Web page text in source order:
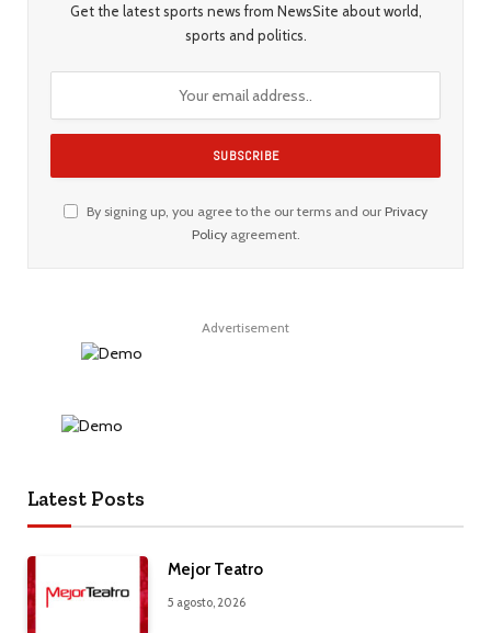
Get the latest sports news from NewsSite about world,
sports and politics.
By signing up, you agree to the our terms and our Privacy
Policyagreement.
Advertisement
Latest Posts
Mejor Teatro
5 agosto, 2026